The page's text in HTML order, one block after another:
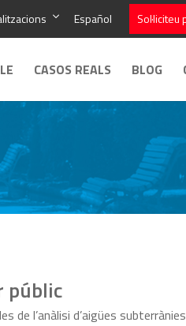
Español
CASOS REALS BLOG
públic
de l’anàlisi d’aigües